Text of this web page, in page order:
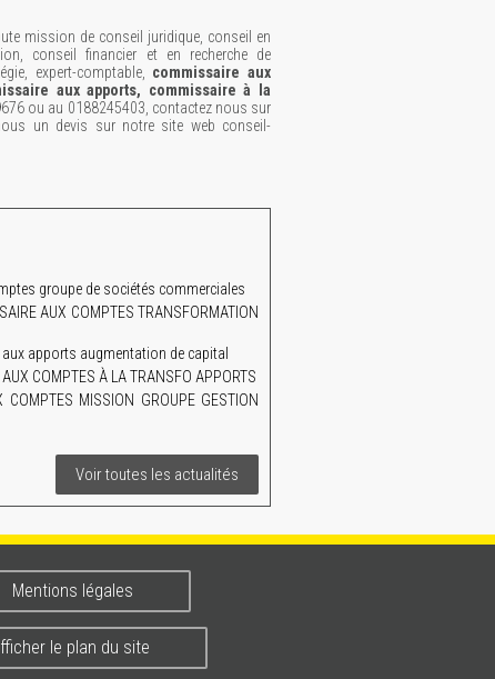
mission de conseil juridique, conseil en
conseil financier et en recherche de
expert-comptable, commissaire aux
aux apports, commissaire à la
ou au 0188245403, contactez nous sur
un devis sur notre site web conseil-
groupe de sociétés commerciales
AUX COMPTES TRANSFORMATION
apports augmentation de capital
COMPTES À LA TRANSFO APPORTS
MISSION GROUPE GESTION
Voir toutes les actualités
Mentions légales
le plan du site